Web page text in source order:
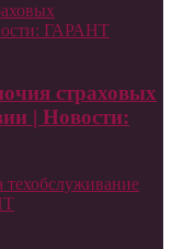
ГАРАНТ
страховых
| Новости:
техобслуживание